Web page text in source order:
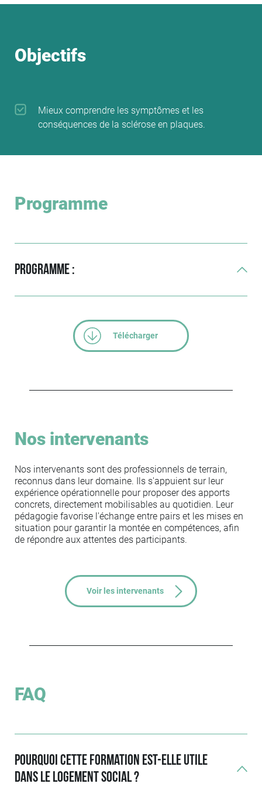
Objectifs
Mieux comprendre les symptômes et les
conséquences de la sclérose en plaques.
Programme
Programme :
Télécharger
Nos intervenants
Nos intervenants sont des professionnels de terrain,
reconnus dans leur domaine. Ils s'appuient sur leur
expérience opérationnelle pour proposer des apports
concrets, directement mobilisables au quotidien. Leur
pédagogie favorise l'échange entre pairs et les mises en
situation pour garantir la montée en compétences, afin
de répondre aux attentes des participants.
Voir les intervenants
FAQ
Pourquoi cette formation est-elle utile
dans le logement social ?